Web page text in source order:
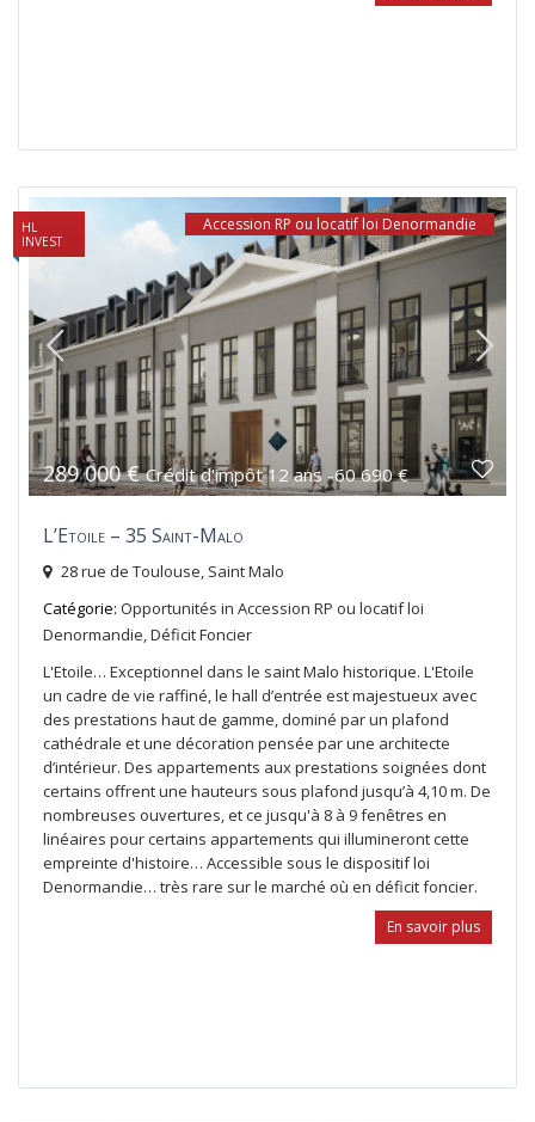
289 000 €Crédit d'impôt 12 ans -60 690 €
Accession RP ou locatif loi Denormandie
HL
INVEST
L’Etoile – 35 Saint-Malo
28 rue de Toulouse, Saint Malo
Catégorie: Opportunités in Accession RP ou locatif loi
Denormandie,Déficit Foncier
L'Etoile… Exceptionnel dans le saint Malo historique. L'Etoile
un cadre de vie raffiné, le hall d’entrée est majestueux avec
des prestations haut de gamme, dominé par un plafond
cathédrale et une décoration pensée par une architecte
d’intérieur. Des appartements aux prestations soignées dont
certains offrent une hauteurs sous plafond jusqu’à 4,10 m. De
nombreuses ouvertures, et ce jusqu'à 8 à 9 fenêtres en
linéaires pour certains appartements qui illumineront cette
empreinte d'histoire… Accessible sous le dispositif loi
Denormandie… très rare sur le marché où en déficit foncier.
En savoir plus